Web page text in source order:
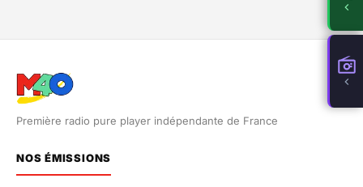
Première radio pure player indépendante de France
NOS ÉMISSIONS